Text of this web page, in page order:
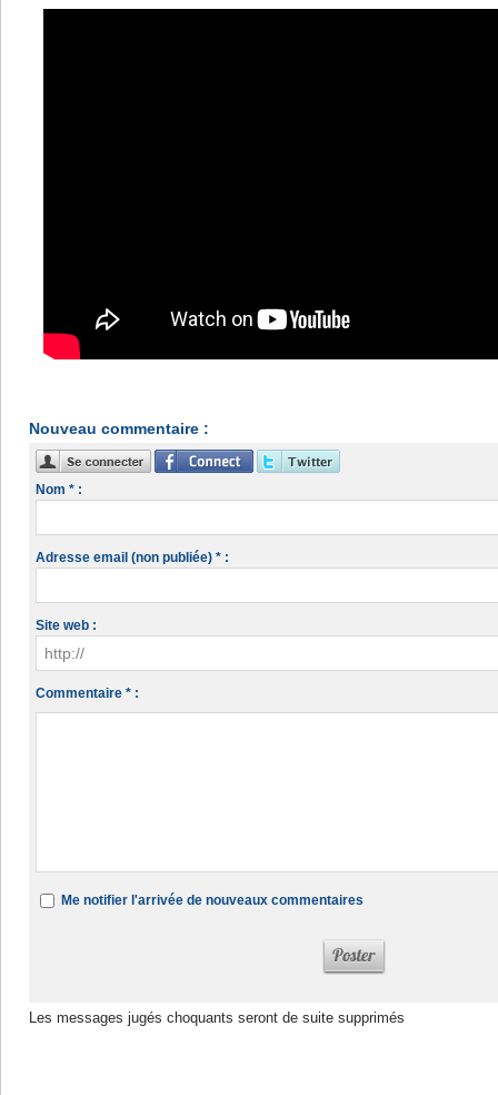
Nouveau commentaire :
Nom * :
Adresse email (non publiée) * :
Site web :
Commentaire * :
Me notifier l'arrivée de nouveaux commentaires
Les messages jugés choquants seront de suite supprimés